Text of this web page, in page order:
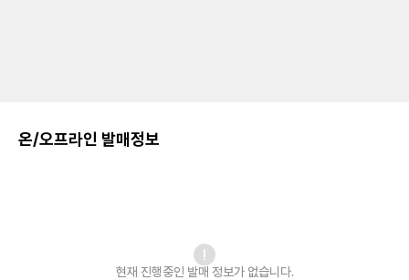
온/오프라인 발매정보
현재 진행중인 발매 정보가 없습니다.